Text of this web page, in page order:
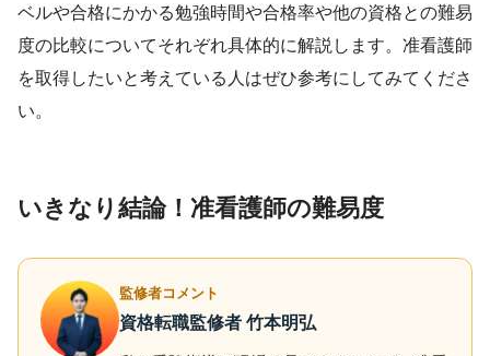
ベルや合格にかかる勉強時間や合格率や他の資格との難易
度の比較についてそれぞれ具体的に解説します。准看護師
を取得したいと考えている人はぜひ参考にしてみてくださ
い。
いきなり結論！准看護師の難易度
監修者コメント
資格転職監修者 竹本明弘